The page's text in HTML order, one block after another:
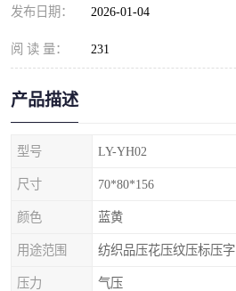
发布日期： 2026-01-04
阅 读 量： 231
产品描述
型号 LY-YH02
尺寸 70*80*156
颜色 蓝黄
用途范围 纺织品压花压纹压标压字
压力 气压